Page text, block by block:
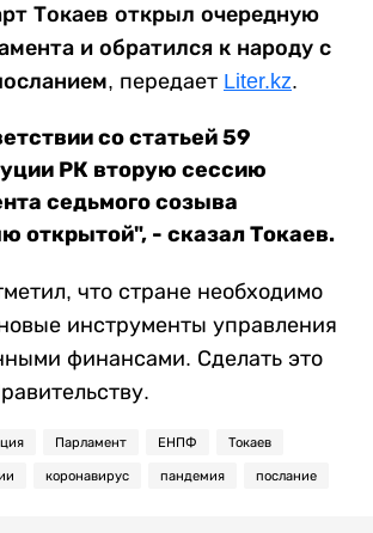
Токаев открыл очередную
и обратился к народу с
, передает Liter.kz.
со статьей 59
РК вторую сессию
седьмого созыва
открытой", - сказал Токаев.
что стране необходимо
инструменты управления
финансами. Сделать это
Парламент ЕНПФ Токаев
коронавирус пандемия послание